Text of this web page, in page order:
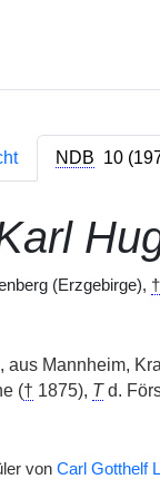
NDB 10
(Erzgebirge), †
aus Mannheim,
(† 1875), Td.
von Carl Gotthelf